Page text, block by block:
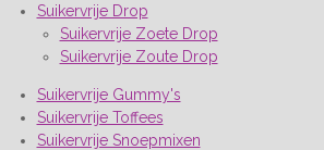
Suikervrije Drop
Suikervrije Zoete Drop
Suikervrije Zoute Drop
Suikervrije Gummy's
Suikervrije Toffees
Suikervrije Snoepmixen